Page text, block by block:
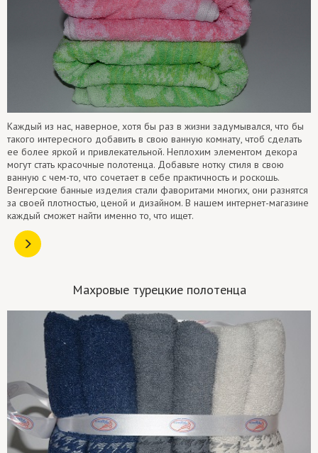
Каждый из нас, наверное, хотя бы раз в жизни задумывался, что бы
такого интересного добавить в свою ванную комнату, чтоб сделать
ее более яркой и привлекательной. Неплохим элементом декора
могут стать красочные полотенца. Добавьте нотку стиля в свою
ванную с чем-то, что сочетает в себе практичность и роскошь.
Венгерские банные изделия стали фаворитами многих, они разнятся
за своей плотностью, ценой и дизайном. В нашем интернет-магазине
каждый сможет найти именно то, что ищет.
Махровые турецкие полотенца